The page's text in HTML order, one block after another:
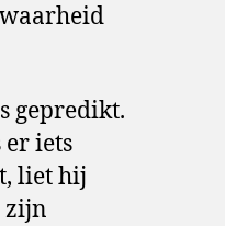
gepredikt.
iets
liet hij
zijn